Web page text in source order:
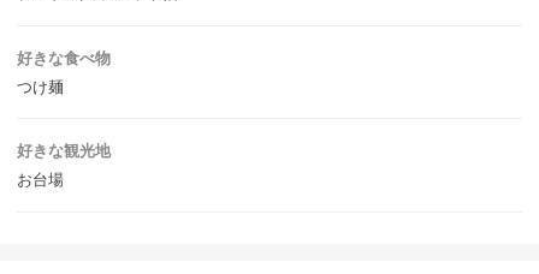
好きな食べ物
つけ麺
好きな観光地
お台場